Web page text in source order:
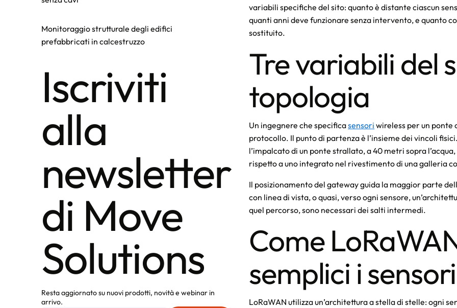
Monitoraggio strutturale degli edifici
prefabbricati in calcestruzzo
Iscriviti
alla
newsletter
di Move
Solutions
Resta aggiornato su nuovi prodotti, novità e webinar in
arrivo.
variabili specifiche del sito: quanto è distante ciascun
quanti anni deve funzionare senza intervento, e quanto
sostituito.
Tre variabili del
topologia
Un ingegnere che specificasensori wireless per un ponte
protocollo. Il punto di partenza è l’insieme dei vincoli
l’impalcato di un ponte strallato, a 40 metri sopra
rispetto a uno integrato nel rivestimento di una galleria
Il posizionamento del gateway guida la maggior parte
con linea di vista, o quasi, verso ogni sensore,
quel percorso, sono necessari dei salti intermedi.
Come
semplici i sensori
LoRaWAN utilizza un’architettura a stella di stelle: ogni